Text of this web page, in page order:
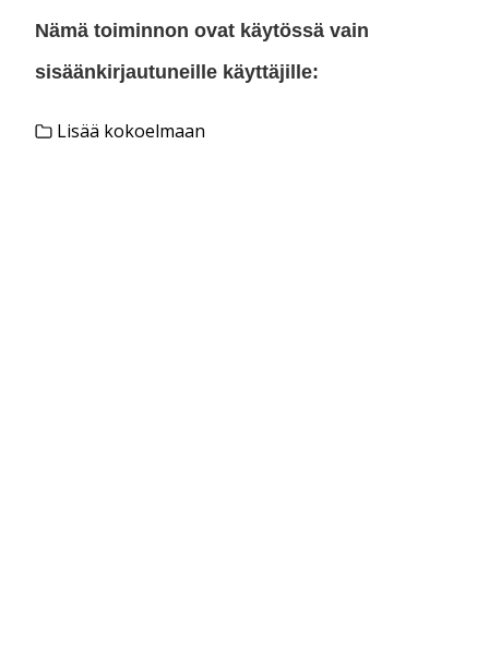
Nämä toiminnon ovat käytössä vain
sisäänkirjautuneille käyttäjille:
Lisää kokoelmaan